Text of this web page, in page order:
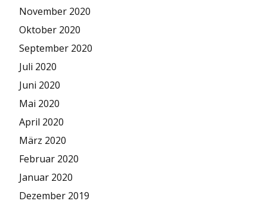
November 2020
Oktober 2020
September 2020
Juli 2020
Juni 2020
Mai 2020
April 2020
März 2020
Februar 2020
Januar 2020
Dezember 2019